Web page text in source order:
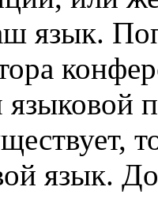
язык.
язык.